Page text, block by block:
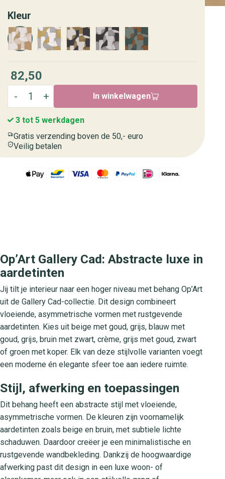
Kleur
82,50
In winkelwagen
3 tot 5 werkdagen
Gratis verzending boven de 50,- euro
Veilig betalen
Op’Art Gallery Cad: Abstracte luxe in
aardetinten
Jij tilt je interieur naar een hoger niveau met behang Op’Art
uit de Gallery Cad-collectie. Dit design combineert
vloeiende, asymmetrische vormen met rustgevende
aardetinten. Kies uit beige met goud, grijs, blauw met
goud, grijs, bruin met zwart, crème, grijs met goud, zwart
of groen met koper. Elk van deze stijlvolle varianten voegt
een moderne én elegante sfeer toe aan iedere ruimte.
Stijl, afwerking en toepassingen
Dit behang heeft een abstracte stijl met vloeiende,
asymmetrische vormen. De kleuren zijn voornamelijk
aardetinten zoals beige en bruin, met subtiele lichte
schaduwen. Daardoor creëer je een minimalistische en
rustgevende wandbekleding. Dankzij de hoogwaardige
afwerking past dit design in een luxe woon- of